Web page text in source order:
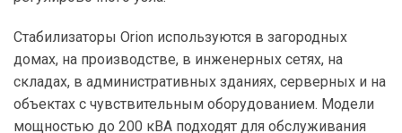
Стабилизаторы Orion используются в загородных
домах, на производстве, в инженерных сетях, на
складах, в административных зданиях, серверных и на
объектах с чувствительным оборудованием. Модели
мощностью до 200 кВА подходят для обслуживания